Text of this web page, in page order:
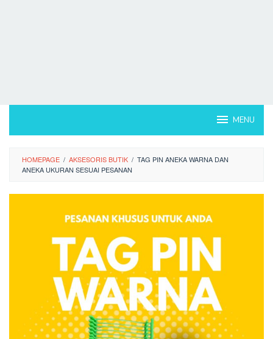
MENU
HOMEPAGE / AKSESORIS BUTIK / TAG PIN ANEKA WARNA DAN
ANEKA UKURAN SESUAI PESANAN